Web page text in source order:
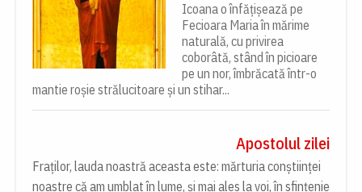
Icoana o înfățișează pe
Fecioara Maria în mărime
naturală, cu privirea
coborâtă, stând în picioare
pe un nor, îmbrăcată într-o
mantie roșie strălucitoare și un stihar...
Apostolul zilei
Fraților, lauda noastră aceasta este: mărturia conștiinței
noastre că am umblat în lume, și mai ales la voi, în sfințenie